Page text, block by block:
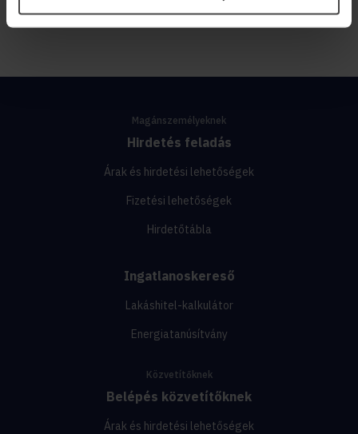
Magánszemélyeknek
Hirdetés feladás
Árak és hirdetési lehetőségek
Fizetési lehetőségek
Hirdetőtábla
Ingatlanoskereső
Lakáshitel-kalkulátor
Energiatanúsítvány
Közvetítőknek
Belépés közvetítőknek
Árak és hirdetési lehetőségek